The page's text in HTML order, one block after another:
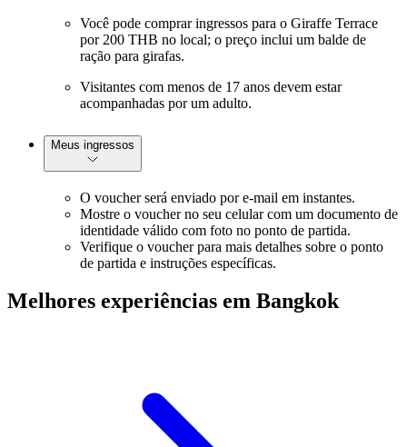
Você pode comprar ingressos para o Giraffe Terrace
por 200 THB no local; o preço inclui um balde de
ração para girafas.
Visitantes com menos de 17 anos devem estar
acompanhadas por um adulto.
Meus ingressos
O voucher será enviado por e-mail em instantes.
Mostre o voucher no seu celular com um documento de
identidade válido com foto no ponto de partida.
Verifique o voucher para mais detalhes sobre o ponto
de partida e instruções específicas.
Melhores experiências em Bangkok